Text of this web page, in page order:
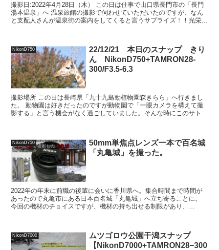
撮影日:2022年4月28日（木） この日は仕事で山口県長門市の「長門
湯本温泉」へ 温泉旅館の撮影で伺わせていただいたのですが、なん
と支配人さんが温泉街の案内をしてくると言うサプライズ！！光栄な
NikonD750
22/12/21 本日のスナップ きり
ん NikonD750+TAMRON28-
300/F3.5-6.3
撮影場所 この日は長崎県「九十九島動植物園森きらら」へ行きまし
た。 動物園は好きだったのですが動物園で「一眼カメラを構えて撮
影する」と言う機会がなく過ごしていました。そんな時にこのサトー
NikonD750
50mm単焦点レンズ一本で百名城
「丸亀城」を撮った。
2022年の年末に前職の後輩に会いに香川県へ。集合時間まで時間が
あったので丸亀市にある日本百名城「丸亀城」へ立ち寄ることに。
今回の機材のチョイスですが、機材の持ち出せる制限があり、
NikonD7000
ムツゴロウ公園干潟スナップ
【NikonD7000+TAMRON28−300